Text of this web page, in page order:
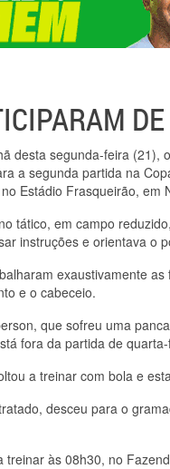
desta segunda-feira
a segunda partida na
Estádio Frasqueirão, em
tático, em campo
instruções e orientava o
exaustivamente
e o cabeceio.
que sofreu uma
fora da partida de
a treinar com bola e
desceu para o
às 08h30, no